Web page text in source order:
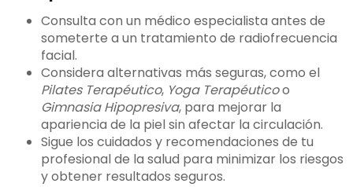
Consulta con un médico especialista antes de
someterte a un tratamiento de radiofrecuencia
facial.
Considera alternativas más seguras, como el
Pilates Terapéutico, Yoga Terapéuticoo
Gimnasia Hipopresiva, para mejorar la
apariencia de la piel sin afectar la circulación.
Sigue los cuidados y recomendaciones de tu
profesional de la salud para minimizar los riesgos
y obtener resultados seguros.